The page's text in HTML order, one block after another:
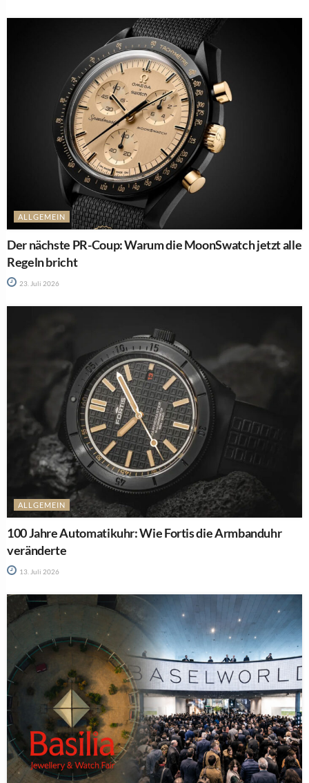
ALLGEMEIN
Der nächste PR-Coup: Warum die MoonSwatch jetzt alle
Regeln bricht
23. Juli 2026
ALLGEMEIN
100 Jahre Automatikuhr: Wie Fortis die Armbanduhr
veränderte
13. Juli 2026